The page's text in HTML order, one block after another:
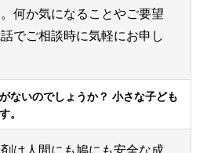
何か気になることやご要望
でご相談時に気軽にお申し
ないのでしょうか？ 小さな子ども
。